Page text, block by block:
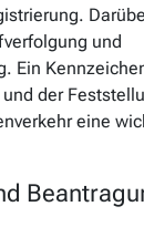
und
Ein
der
eine